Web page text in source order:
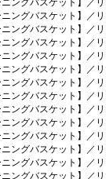
ングバスケット】／
ングバスケット】／リ
ングバスケット】／
ングバスケット】／リ
ングバスケット】／リ
ングバスケット】／リ
ングバスケット】／
ングバスケット】／リ
ングバスケット】／リ
ングバスケット】／リ
ングバスケット】／
ングバスケット】／リ
ングバスケット】／リ
ングバスケット】／